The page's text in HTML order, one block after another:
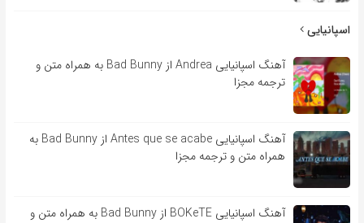
اسپانیایی
آهنگ اسپانیایی Andrea از Bad Bunny به همراه متن و
ترجمه مجزا
آهنگ اسپانیایی Antes que se acabe از Bad Bunny به
همراه متن و ترجمه مجزا
آهنگ اسپانیایی BOKeTE از Bad Bunny به همراه متن و